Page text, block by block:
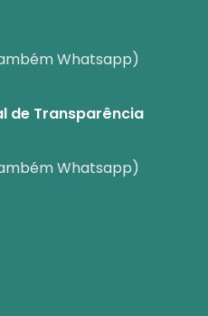
Whatsapp)
de Transparência
Whatsapp)